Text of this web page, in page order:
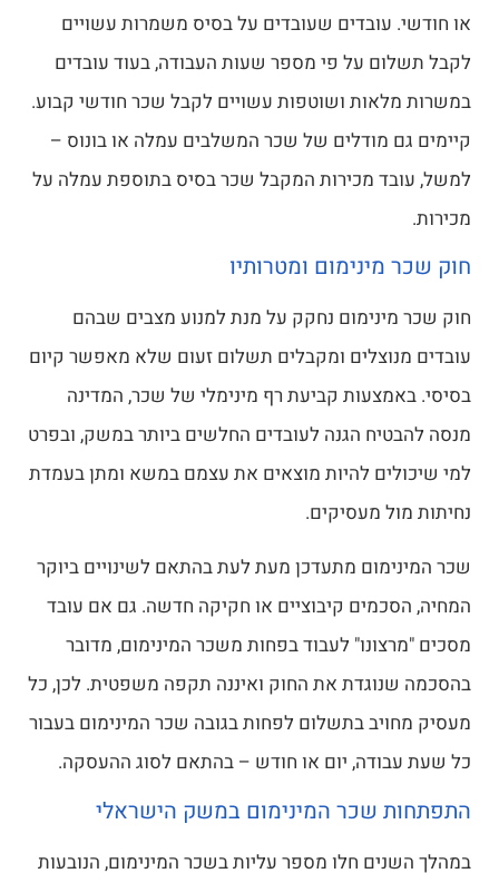
או חודשי. עובדים שעובדים על בסיס משמרות עשויים
לקבל תשלום על פי מספר שעות העבודה, בעוד עובדים
במשרות מלאות ושוטפות עשויים לקבל שכר חודשי קבוע.
קיימים גם מודלים של שכר המשלבים עמלה או בונוס –
למשל, עובד מכירות המקבל שכר בסיס בתוספת עמלה על
מכירות.
חוק שכר מינימום ומטרותיו
חוק שכר מינימום נחקק על מנת למנוע מצבים שבהם
עובדים מנוצלים ומקבלים תשלום זעום שלא מאפשר קיום
בסיסי. באמצעות קביעת רף מינימלי של שכר, המדינה
מנסה להבטיח הגנה לעובדים החלשים ביותר במשק, ובפרט
למי שיכולים להיות מוצאים את עצמם במשא ומתן בעמדת
נחיתות מול מעסיקים.
שכר המינימום מתעדכן מעת לעת בהתאם לשינויים ביוקר
המחיה, הסכמים קיבוציים או חקיקה חדשה. גם אם עובד
מסכים "מרצונו" לעבוד בפחות משכר המינימום, מדובר
בהסכמה שנוגדת את החוק ואיננה תקפה משפטית. לכן, כל
מעסיק מחויב בתשלום לפחות בגובה שכר המינימום בעבור
כל שעת עבודה, יום או חודש – בהתאם לסוג ההעסקה.
התפתחות שכר המינימום במשק הישראלי
במהלך השנים חלו מספר עליות בשכר המינימום, הנובעות